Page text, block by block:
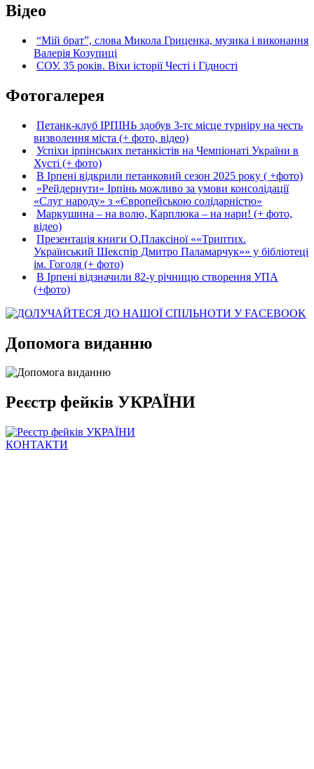
Відео
“Мій брат”, слова Микола Гриценка, музика і виконання
Валерія Козупиці
СОУ. 35 років. Віхи історії Честі і Гідності
Фотогалерея
Петанк-клуб ІРПІНЬ здобув 3-тє місце турніру на честь
визволення міста (+ фото, відео)
Успіхи ірпінських петанкістів на Чемпіонаті України в
Хусті (+ фото)
В Ірпені відкрили петанковий сезон 2025 року ( +фото)
«Рейдернути» Ірпінь можливо за умови консолідації
«Слуг народу» з «Європейською солідарністю»
Маркушина – на волю, Карплюка – на нари! (+ фото,
відео)
Презентація книги О.Плаксіної ««Триптих.
Український Шекспір Дмитро Паламарчук»» у бібліотеці
ім. Гоголя (+ фото)
В Ірпені відзначили 82-у річницю створення УПА
(+фото)
Допомога виданню
Реєстр фейків УКРАЇНИ
КОНТАКТИ